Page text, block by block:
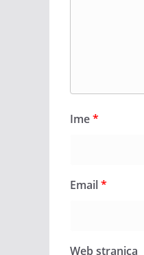
Ime*
Email*
Web stranica